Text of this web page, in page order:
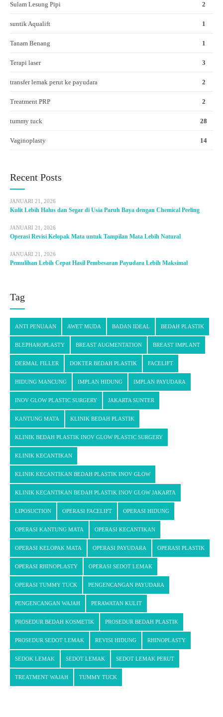
Sulam Lesung Pipi 2
suntik Aqualift 1
Tanam Benang 1
Terapi laser 3
transfer lemak perut ke payudara 2
Treatment PRP 2
tummy tuck 28
Vaginoplasty 14
Recent Posts
JANUARI 21, 2026
Kulit Lebih Halus dan Segar di Usia Paruh Baya dengan Chemical Peeling
JANUARI 21, 2026
Operasi Revisi Kelopak Mata untuk Tampilan Mata Lebih Natural
JANUARI 21, 2026
Pemulihan Lebih Cepat Hasil Pembesaran Payudara Lebih Maksimal
Tag
ANTI PENUAAN AWET MUDA BADAN IDEAL BEDAH PLASTIK
BLEPHAROPLASTY BREAST AUGMENTATION BREAST IMPLANT
DERMAL FILLER DOKTER BEDAH PLASTIK FACELIFT
HIDUNG MANCUNG IMPLAN HIDUNG IMPLAN PAYUDARA
INOV GLOW PLASTIC SURGERY JAKARTA SUNTER
KANTUNG MATA KLINIK BEDAH PLASTIK
KLINIK BEDAH PLASTIK INOV GLOW PLASTIC SURGERY
KLINIK KECANTIKAN
KLINIK KECANTIKAN BEDAH PLASTIK INOV GLOW
KLINIK KECANTIKAN BEDAH PLASTIK INOV GLOW JAKARTA
LIPOSUCTION OPERASI FACELIFT OPERASI HIDUNG
OPERASI KANTUNG MATA OPERASI KECANTIKAN
OPERASI KELOPAK MATA OPERASI PAYUDARA OPERASI PLASTIK
OPERASI RHINOPLASTY OPERASI SEDOT LEMAK
OPERASI TUMMY TUCK PENGENCANGAN PAYUDARA
PENGENCANGAN WAJAH PERAWATAN KULIT
PROSEDUR BEDAH KOSMETIK PROSEDUR BEDAH PLASTIK
PROSEDUR SEDOT LEMAK REVISI HIDUNG RHINOPLASTY
SEDOK LEMAK SEDOT LEMAK SEDOT LEMAK PERUT
TREATMENT WAJAH TUMMY TUCK